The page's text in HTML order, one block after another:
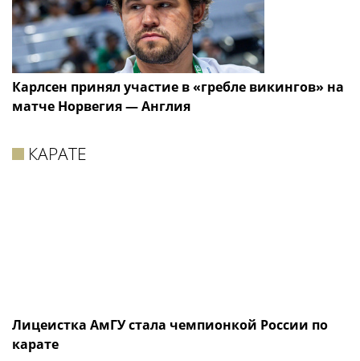
Карлсен принял участие в «гребле викингов» на
матче Норвегия — Англия
КАРАТЕ
Лицеистка АмГУ стала чемпионкой России по
карате